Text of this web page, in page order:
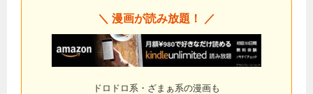
＼ 漫画が読み放題！ ／
ドロドロ系・ざまぁ系の漫画も